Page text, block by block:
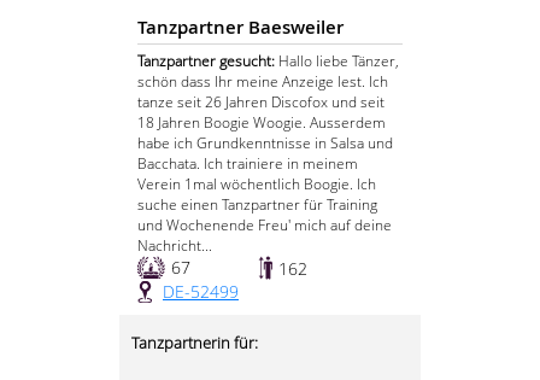
Tanzpartner Baesweiler
Tanzpartner gesucht: Hallo liebe Tänzer,
schön dass Ihr meine Anzeige lest. Ich
tanze seit 26 Jahren Discofox und seit
18 Jahren Boogie Woogie. Ausserdem
habe ich Grundkenntnisse in Salsa und
Bacchata. Ich trainiere in meinem
Verein 1mal wöchentlich Boogie. Ich
suche einen Tanzpartner für Training
und Wochenende Freu' mich auf deine
Nachricht...
67
162
DE-52499
Tanzpartnerin für: